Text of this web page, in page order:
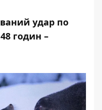
удар по
годин –